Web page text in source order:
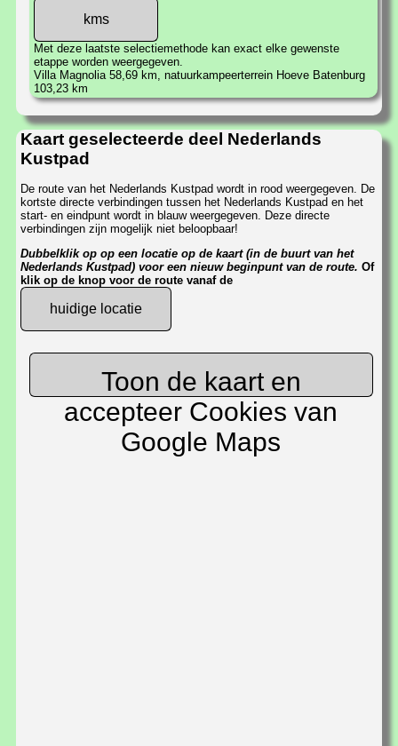
Met deze laatste selectiemethode kan exact elke gewenste
etappe worden weergegeven.
Villa Magnolia 58,69 km, natuurkampeerterrein Hoeve Batenburg
103,23 km
Kaart geselecteerde deel Nederlands
Kustpad
De route van het Nederlands Kustpad wordt in rood weergegeven. De
kortste directe verbindingen tussen het Nederlands Kustpad en het
start- en eindpunt wordt in blauw weergegeven. Deze directe
verbindingen zijn mogelijk niet beloopbaar!
Dubbelklik op op een locatie op de kaart (in de buurt van het
Nederlands Kustpad) voor een nieuw beginpunt van de route. Of
klik op de knop voor de route vanaf de
huidige locatie
Toon de kaart en
accepteer Cookies van
Google Maps